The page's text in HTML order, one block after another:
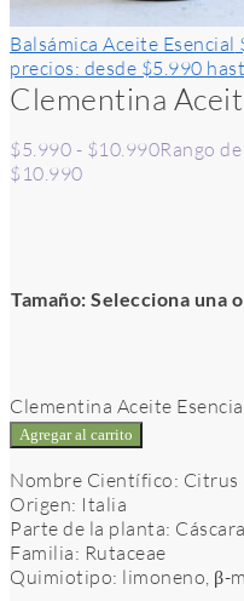
Balsámica Aceite Esencial
precios: desde $5.990
Clementina
$5.990 - $10.990Rango
$10.990
Tamaño: Selecciona una
Clementina Aceite
Agregar al carrito
Nombre Científico: Citrus
Origen: Italia
Parte de la planta:
Familia: Rutaceae
Quimiotipo: limoneno, β-